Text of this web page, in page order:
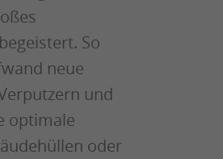
So
neue
und
optimale
oder